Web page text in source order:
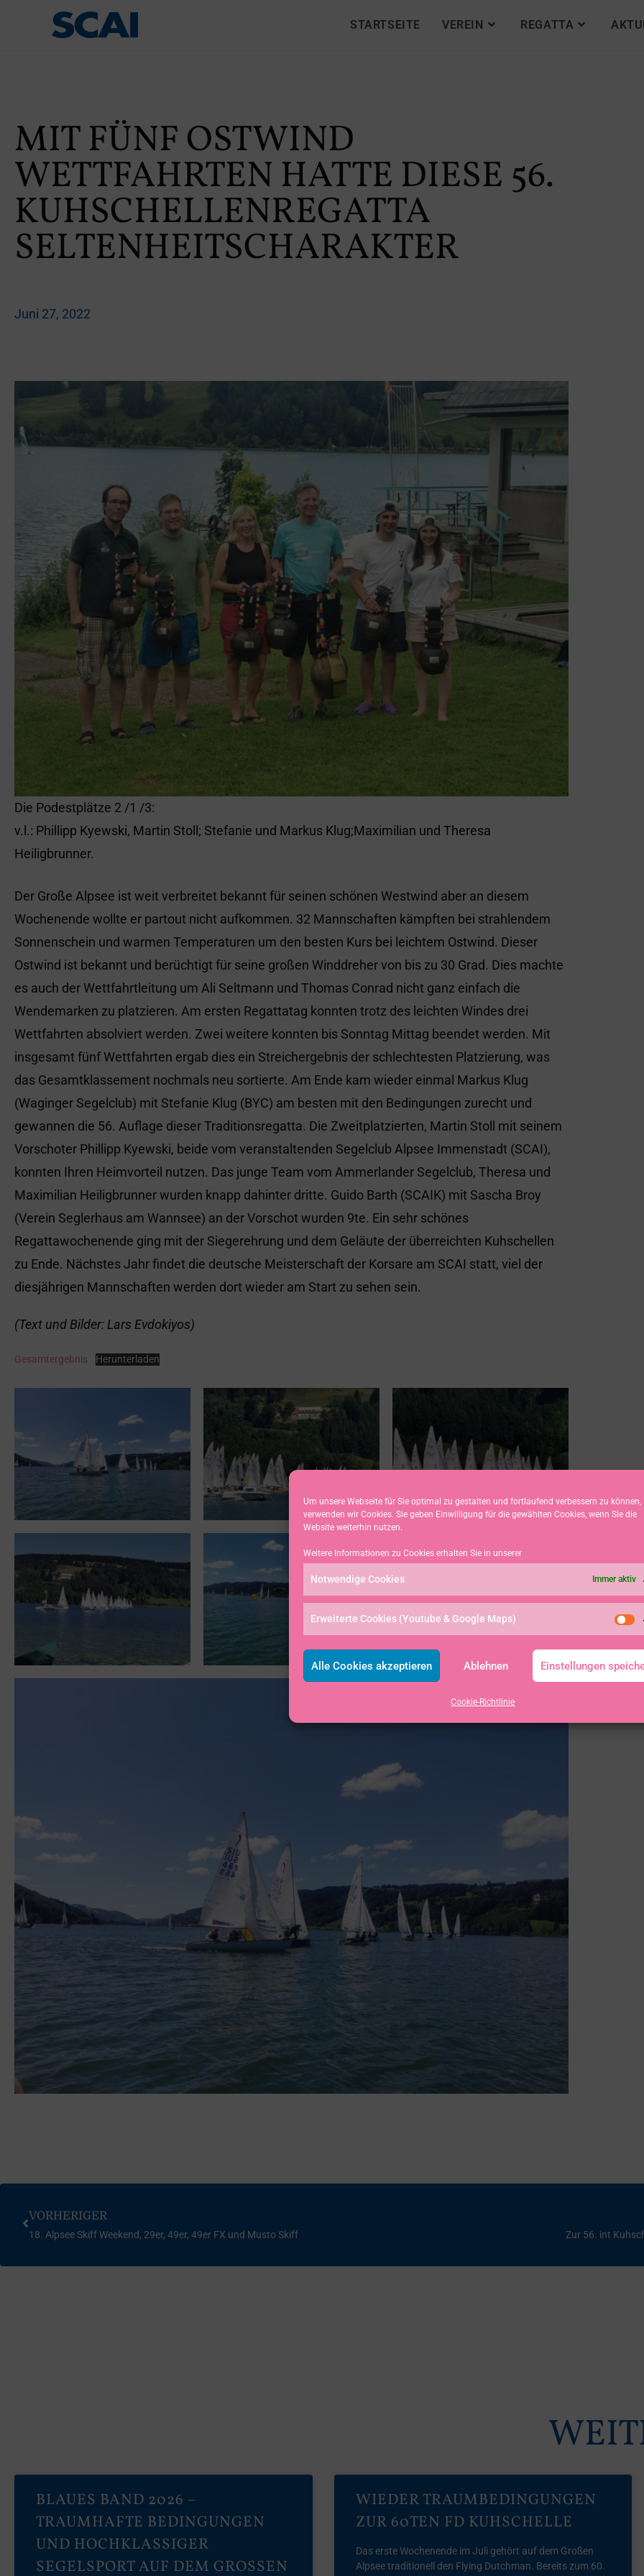
Um unsere Webseite für Sie optimal zu gestalten und fortlaufend verbessern zu können,
verwenden wir Cookies. Sie geben Einwilligung für die gewählten Cookies, wenn Sie die
Website weiterhin nutzen.
Weitere Informationen zu Cookies erhalten Sie in unserer
Notwendige Cookies Immer aktiv
Erweiterte Cookies (Youtube & Google Maps)
Alle Cookies akzeptieren Ablehnen Einstellungen
Cookie-Richtlinie
STARTSEITE VEREIN REGATTA
MIT FÜNF OSTWIND
WETTFAHRTEN HATTE DIESE 56.
KUHSCHELLENREGATTA
SELTENHEITSCHARAKTER
Juni 27, 2022
Die Podestplätze 2 /1 /3:
v.l.: Phillipp Kyewski, Martin Stoll; Stefanie und Markus Klug;Maximilian und Theresa
Heiligbrunner.
Der Große Alpsee ist weit verbreitet bekannt für seinen schönen Westwind aber an diesem
Wochenende wollte er partout nicht aufkommen. 32 Mannschaften kämpften bei strahlendem
Sonnenschein und warmen Temperaturen um den besten Kurs bei leichtem Ostwind. Dieser
Ostwind ist bekannt und berüchtigt für seine großen Winddreher von bis zu 30 Grad. Dies machte
es auch der Wettfahrtleitung um Ali Seltmann und Thomas Conrad nicht ganz einfach die
Wendemarken zu platzieren. Am ersten Regattatag konnten trotz des leichten Windes drei
Wettfahrten absolviert werden. Zwei weitere konnten bis Sonntag Mittag beendet werden. Mit
insgesamt fünf Wettfahrten ergab dies ein Streichergebnis der schlechtesten Platzierung, was
das Gesamtklassement nochmals neu sortierte. Am Ende kam wieder einmal Markus Klug
(Waginger Segelclub) mit Stefanie Klug (BYC) am besten mit den Bedingungen zurecht und
gewannen die 56. Auflage dieser Traditionsregatta. Die Zweitplatzierten, Martin Stoll mit seinem
Vorschoter Phillipp Kyewski, beide vom veranstaltenden Segelclub Alpsee Immenstadt (SCAI),
konnten Ihren Heimvorteil nutzen. Das junge Team vom Ammerlander Segelclub, Theresa und
Maximilian Heiligbrunner wurden knapp dahinter dritte. Guido Barth (SCAIK) mit Sascha Broy
(Verein Seglerhaus am Wannsee) an der Vorschot wurden 9te. Ein sehr schönes
Regattawochenende ging mit der Siegerehrung und dem Geläute der überreichten Kuhschellen
zu Ende. Nächstes Jahr findet die deutsche Meisterschaft der Korsare am SCAI statt, viel der
diesjährigen Mannschaften werden dort wieder am Start zu sehen sein.
(Text und Bilder: Lars Evdokiyos)
Gesamtergebnis Herunterladen
VORHERIGER
18. Alpsee Skiff Weekend, 29er, 49er, 49er FX und Musto Skiff Zur 56. int
BLAUES BAND 2026 –
TRAUMHAFTE BEDINGUNGEN
UND HOCHKLASSIGER
SEGELSPORT AUF DEM GROSSEN A
WIEDER TRAUMBEDINGUNGEN
ZUR 60TEN FD KUHSCHELLE
Das erste Wochenende im Juli gehört auf dem Großen
Alpsee traditionell den Flying Dutchman. Bereits zum 60.